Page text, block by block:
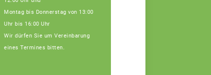
Montag bis Donnerstag von 13:00
Uhr bis 16:00 Uhr
Wir dürfen Sie um Vereinbarung
eines Termines bitten.